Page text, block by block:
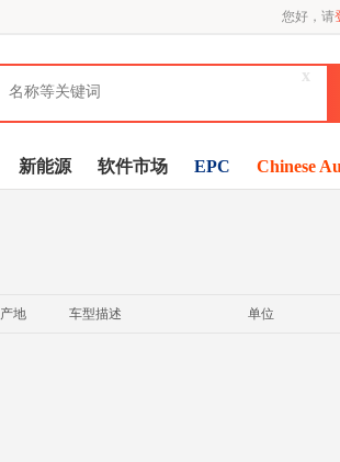
您好，请
x
新能源 软件市场 EPC Chinese
地 车型描述 单位